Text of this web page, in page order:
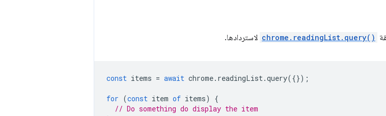
chrome.readingList.query() لاستردادها.
const items = await chrome. readingList .query({});
for (const item of items)
{
// Do something do display the item